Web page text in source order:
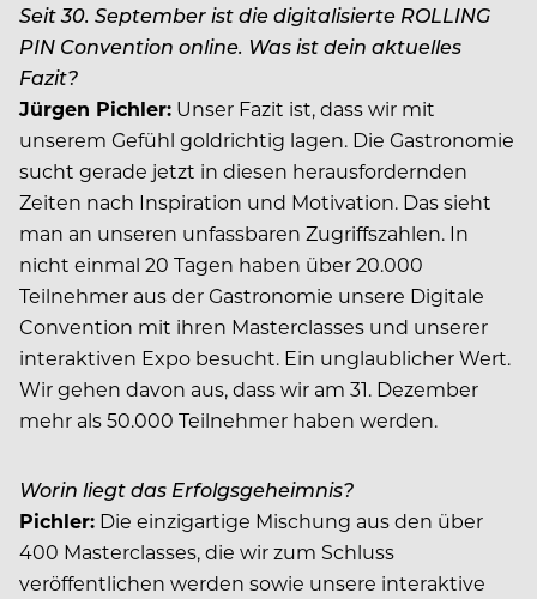
Seit 30. September ist die digitalisierte ROLLING
PIN Convention online. Was ist dein aktuelles
Fazit?
Jürgen Pichler: Unser Fazit ist, dass wir mit
unserem Gefühl goldrichtig lagen. Die Gastronomie
sucht gerade jetzt in diesen herausfordernden
Zeiten nach Inspiration und Motivation. Das sieht
man an unseren unfassbaren Zugriffszahlen. In
nicht einmal 20 Tagen haben über 20.000
Teilnehmer aus der Gastronomie unsere Digitale
Convention mit ihren Masterclasses und unserer
interaktiven Expo besucht. Ein unglaublicher Wert.
Wir gehen davon aus, dass wir am 31. Dezember
mehr als 50.000 Teilnehmer haben werden.
Worin liegt das Erfolgsgeheimnis?
Pichler: Die einzigartige Mischung aus den über
400 Masterclasses, die wir zum Schluss
veröffentlichen werden sowie unsere interaktive